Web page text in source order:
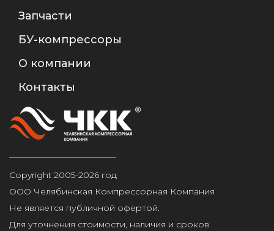
Запчасти
БУ-компрессоры
О компании
Контакты
Copyright 2005-2026 год
ООО Челябинская Компрессорная Компания
Не является публичной офертой.
Для уточнения стоимости, наличия и сроков